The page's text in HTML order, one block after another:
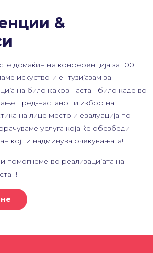
&
домаќин на конференција за 100
искуство и ентузијазам за
на било каков настан било каде во
пред-настанот и избор на
на лице место и евалуација по-
услуга која ќе обезбеди
кој ги надминува очекувањата!
помогнеме во реализацијата на